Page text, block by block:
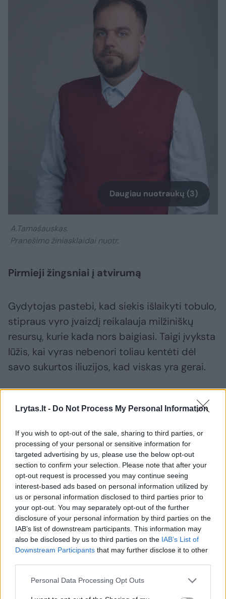
Lrytas.lt - Do Not Process My Personal Information
If you wish to opt-out of the sale, sharing to third parties, or
processing of your personal or sensitive information for
targeted advertising by us, please use the below opt-out
section to confirm your selection. Please note that after your
opt-out request is processed you may continue seeing
interest-based ads based on personal information utilized by
us or personal information disclosed to third parties prior to
your opt-out. You may separately opt-out of the further
disclosure of your personal information by third parties on the
IAB’s list of downstream participants. This information may
also be disclosed by us to third parties on the IAB’s List of
Downstream Participants that may further disclose it to other
Personal Data Processing Opt Outs
Daugiau nuotraukų (3)
A.Tamašauskas.
Pranešimo žiniasklaidai nuotr.
Pirmieji žingsniai į atvirumą
Gydytojas pastebi, kad siekis išlaikyti tobulo,
stipraus vyro įvaizdį reikalauja milžiniškų
resursų, kurie kada nors baigiasi. Taigi įvyksta
lūžis, kai vyras nebenori toliau kentėti dėl
savo sukurtos iliuzijos, kad viskas yra gerai.
Dalintis savo emocijomis dažnai būna sunku
dėl gėdos ir kaltės jausmo. A. Tamašausko
nuomone, šiuo atveju geriausiai padeda
suvokimas, kad visi kiti vyrai ir moterys irgi
jaučia gėdą ir kaltę.
„Mūsų patiriamos emocijos nelabai kuo
skiriasi nuo kitų žmonių, mes nesame kuo
nors ypatingi kalbant apie patiriamas
emocijas. Gal šis suvokimas padės sumažinti
gėdos jausmą“, – atkreipia dėmesį